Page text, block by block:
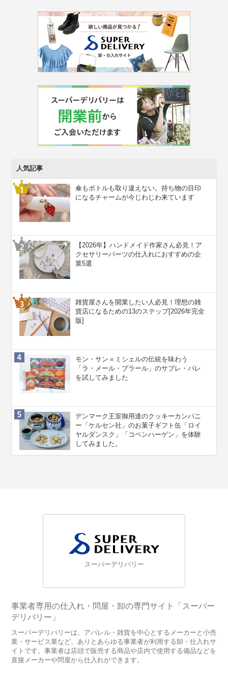
人気記事
傘もボトルも取り違えない。持ち物の目印
になるチャームが今じわじわ来ています
【2026年】ハンドメイド作家さん必見！ア
クセサリーパーツの仕入れにおすすめの企
業5選
雑貨屋さんを開業したい人必見！理想の雑
貨店になるための13のステップ[2026年完全
版]
モン・サン＝ミシェルの伝統を味わう
「ラ・メール・プラール」のサブレ・パレ
を試してみました
デンマーク王室御用達のクッキーカンパニ
ー「ケルセン社」のお菓子ギフト缶「ロイ
ヤルダンスク」「コペンハーゲン」を体験
してみました。
スーパーデリバリー
事業者専用の仕入れ・問屋・卸の専門サイト「スーパー
デリバリー」
スーパーデリバリーは、アパレル・雑貨を中心とするメーカーと小売
業・サービス業など、ありとあらゆる事業者が利用する卸・仕入れサ
イトです。事業者は店頭で販売する商品や店内で使用する備品などを
直接メーカーや問屋から仕入れができます。